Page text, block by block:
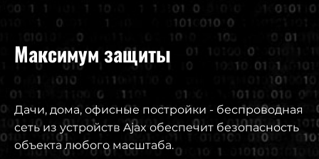
Максимум защиты
Дачи, дома, офисные постройки - беспроводная
сеть из устройств Ajax обеспечит безопасность
объекта любого масштаба.